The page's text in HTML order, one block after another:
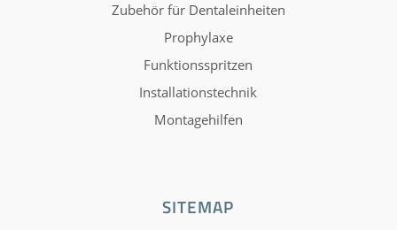
Zubehör für Dentaleinheiten
Prophylaxe
Funktionsspritzen
Installationstechnik
Montagehilfen
SITEMAP